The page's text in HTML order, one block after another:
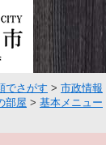
でさがす > 市政情報
部屋 > 基本メニュー